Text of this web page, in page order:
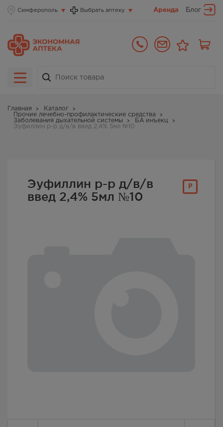
Симферополь Выбрать аптеку Аренда Блог
Главная
Каталог
Прочие лечебно-профилактические средства
Заболевания дыхательной системы
БА инъекц
Эуфиллин р-р д/в/в введ 2,4% 5мл №10
Р
Эуфиллин р-р д/в/в
введ 2,4% 5мл №10